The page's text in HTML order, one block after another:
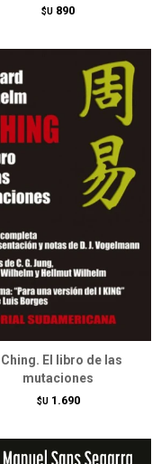
$U 890
I Ching. El libro de las
mutaciones
$U 1.690